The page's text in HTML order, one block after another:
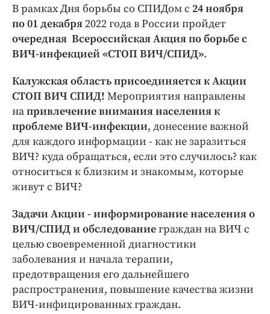
В рамках Дня борьбы со СПИДом с 24 ноября
по 01 декабря2022 года в России пройдет
очередная Всероссийская Акция по борьбе с
ВИЧ-инфекцией «СТОП ВИЧ/СПИД».
Калужская область присоединяется к Акции
СТОП ВИЧ СПИД! Мероприятия направлены
напривлечение внимания населения к
проблеме ВИЧ-инфекции, донесение важной
для каждого информации - как не заразиться
ВИЧ? куда обращаться, если это случилось? как
относиться к близким и знакомым, которые
живут с ВИЧ?
Задачи Акции - информирование населения о
ВИЧ/СПИД и обследованиеграждан на ВИЧ с
целью своевременной диагностики
заболевания и начала терапии,
предотвращения его дальнейшего
распространения, повышение качества жизни
ВИЧ-инфицированных граждан.